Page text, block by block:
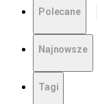
Polecane
Najnowsze
Tagi